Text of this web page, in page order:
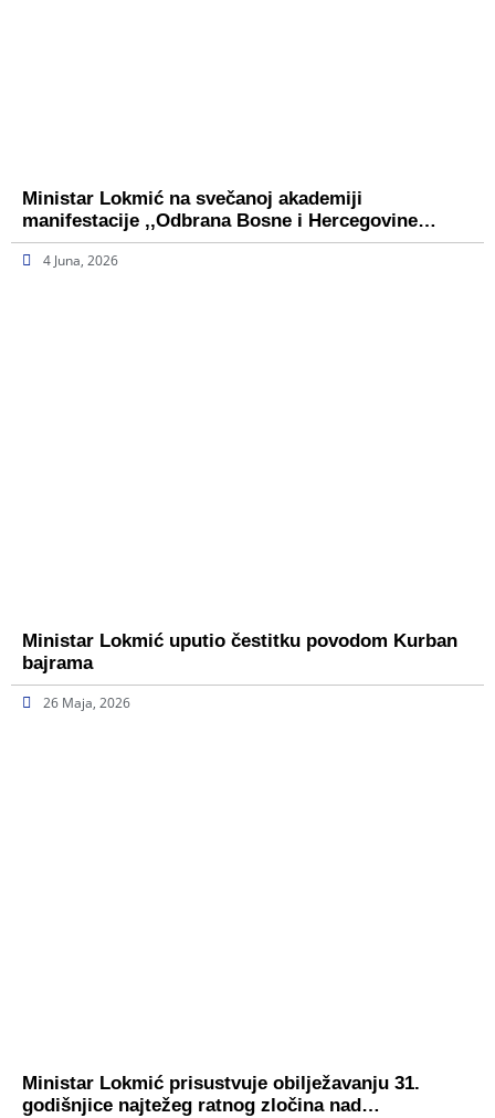
Ministar Lokmić na svečanoj akademiji
manifestacije ,,Odbrana Bosne i Hercegovine…
4 Juna, 2026
Ministar Lokmić uputio čestitku povodom Kurban
bajrama
26 Maja, 2026
Ministar Lokmić prisustvuje obilježavanju 31.
godišnjice najtežeg ratnog zločina nad…